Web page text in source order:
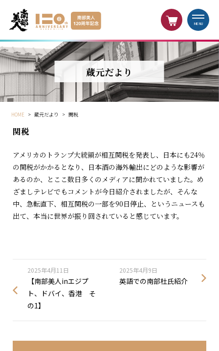
MENU
蔵元だより
HOME > 蔵元だより > 関税
関税
アメリカのトランプ大統領が相互関税を発表し、日本にも24％
の関税がかかるとなり、日本酒の海外輸出にどのような影響が
あるのか、とここ数日多くのメディアに聞かれていました。め
ざましテレビでもコメントが今日紹介されましたが、そんな
中、急転直下、相互関税の一部を90日停止、というニュースも
出て、本当に世界が振り回されていると感じています。
2025年4月11日
【南部美人inエジプ
ト、ドバイ、香港 そ
の1】
2025年4月9日
英語での南部杜氏紹介